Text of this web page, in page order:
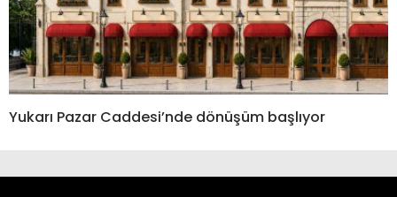
Yukarı Pazar Caddesi’nde dönüşüm başlıyor